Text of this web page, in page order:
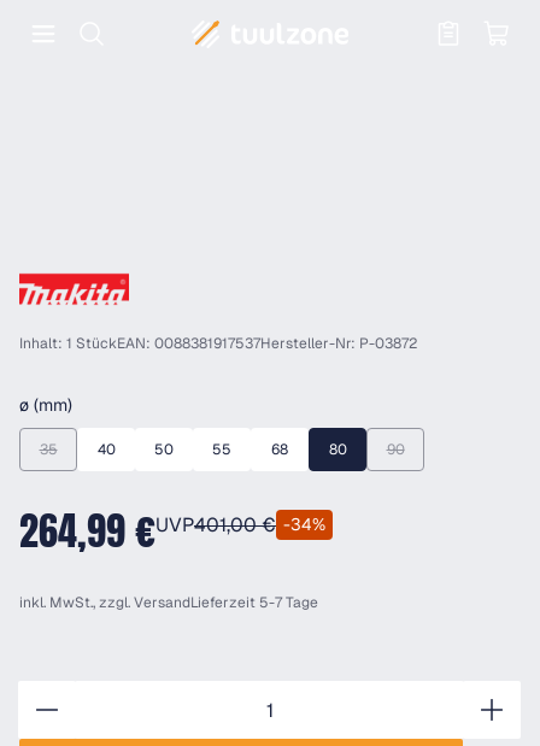
Inhalt: 1 StückEAN: 0088381917537Hersteller-Nr: P-03872
ø (mm)auswählen
35(Diese Option ist zurzeit nicht verfügbar.)
40 50 55 68 80 90(Diese Option ist
264,99 €UVP401,00 € -34%
inkl. MwSt., zzgl.VersandLieferzeit 5-7 Tage